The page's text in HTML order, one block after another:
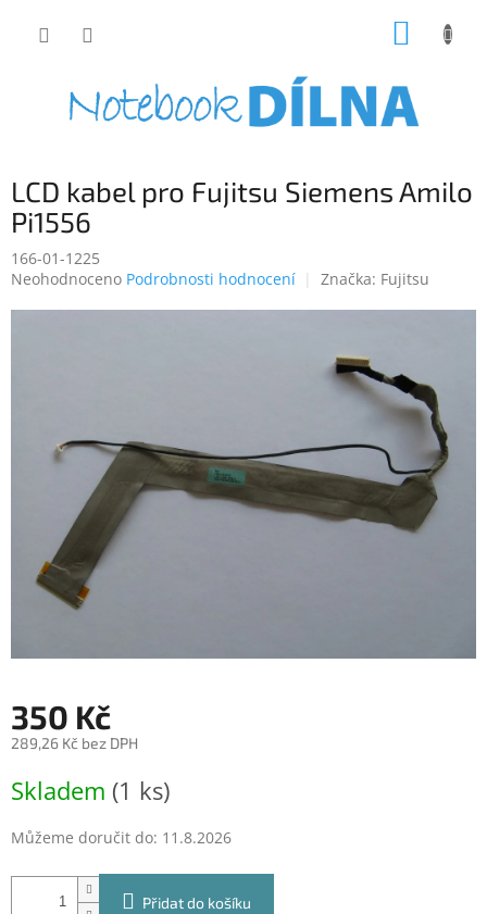
LCD kabel pro Fujitsu Siemens Amilo
Pi1556
166-01-1225
Průměrné
Neohodnoceno Podrobnosti hodnocení Značka: Fujitsu
350 Kč
289,26 Kč bez DPH
cena:
Skladem (1 ks)
Můžeme doručit do: 11.8.2026
Přidat do košíku